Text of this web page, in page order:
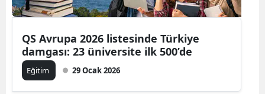
QS Avrupa 2026 listesinde Türkiye
damgası: 23 üniversite ilk 500’de
Eğitim 29 Ocak 2026